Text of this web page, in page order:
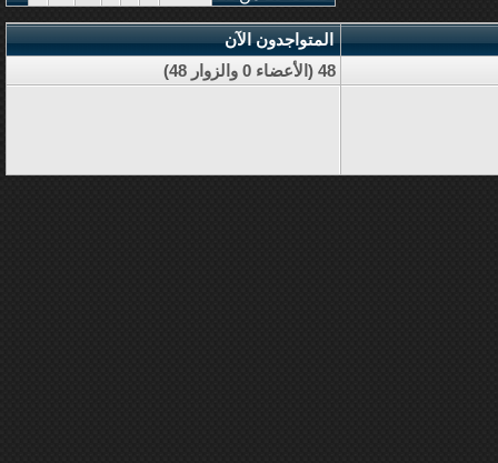
المتواجدون الآن
48 (الأعضاء 0 والزوار 48)